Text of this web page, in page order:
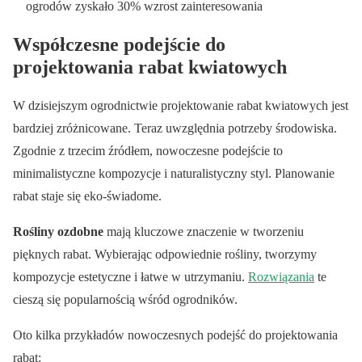
ogrodów zyskało 30% wzrost zainteresowania
Współczesne podejście do
projektowania rabat kwiatowych
W dzisiejszym ogrodnictwie projektowanie rabat kwiatowych jest
bardziej zróżnicowane. Teraz uwzględnia potrzeby środowiska.
Zgodnie z trzecim źródłem, nowoczesne podejście to
minimalistyczne kompozycje i naturalistyczny styl. Planowanie
rabat staje się eko-świadome.
Rośliny ozdobne mają kluczowe znaczenie w tworzeniu
pięknych rabat. Wybierając odpowiednie rośliny, tworzymy
kompozycje estetyczne i łatwe w utrzymaniu. Rozwiązania te
cieszą się popularnością wśród ogrodników.
Oto kilka przykładów nowoczesnych podejść do projektowania
rabat: